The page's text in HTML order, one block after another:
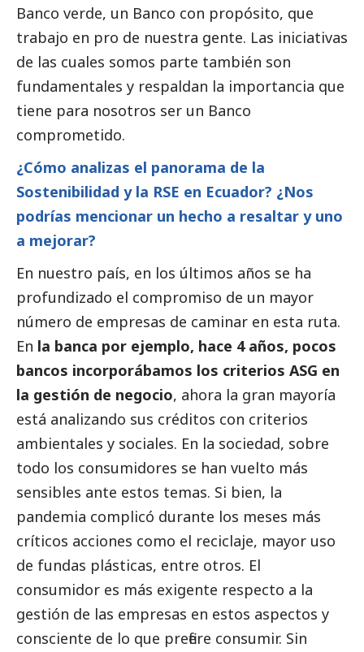
Banco verde, un Banco con propósito, que
trabajo en pro de nuestra gente. Las iniciativas
de las cuales somos parte también son
fundamentales y respaldan la importancia que
tiene para nosotros ser un Banco
comprometido.
¿Cómo analizas el panorama de la
Sostenibilidad y la RSE en Ecuador? ¿Nos
podrías mencionar un hecho a resaltar y uno
a mejorar?
En nuestro país, en los últimos años se ha
profundizado el compromiso de un mayor
número de empresas de caminar en esta ruta.
En la banca por ejemplo, hace 4 años, pocos
bancos incorporábamos los criterios ASG en
la gestión de negocio, ahora la gran mayoría
está analizando sus créditos con criterios
ambientales y sociales. En la sociedad, sobre
todo los consumidores se han vuelto más
sensibles ante estos temas. Si bien, la
pandemia complicó durante los meses más
críticos acciones como el reciclaje, mayor uso
de fundas plásticas, entre otros. El
consumidor es más exigente respecto a la
gestión de las empresas en estos aspectos y
consciente de lo que prefiere consumir. Sin